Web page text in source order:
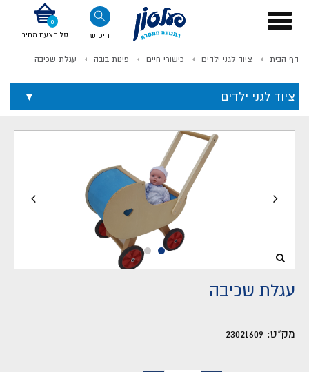
Toggle
navigation
חיפוש סל הצעת מחיר
דף הבית ציוד לגני ילדים כישורי חיים פינות בובה עגלת שכיבה
ציוד לגני ילדים
עגלת שכיבה
מק"ט: 23021609